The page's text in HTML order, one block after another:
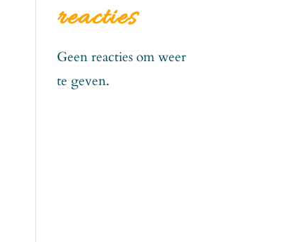
reacties
Geen reacties om weer
te geven.